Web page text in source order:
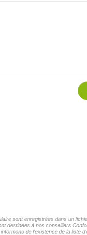
sont enregistrées dans un
destinées à nos conseillers
de l'existence de la liste